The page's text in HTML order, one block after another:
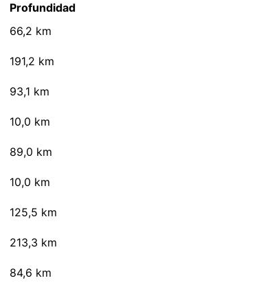
Profundidad
66,2 km
191,2 km
93,1 km
10,0 km
89,0 km
10,0 km
125,5 km
213,3 km
84,6 km